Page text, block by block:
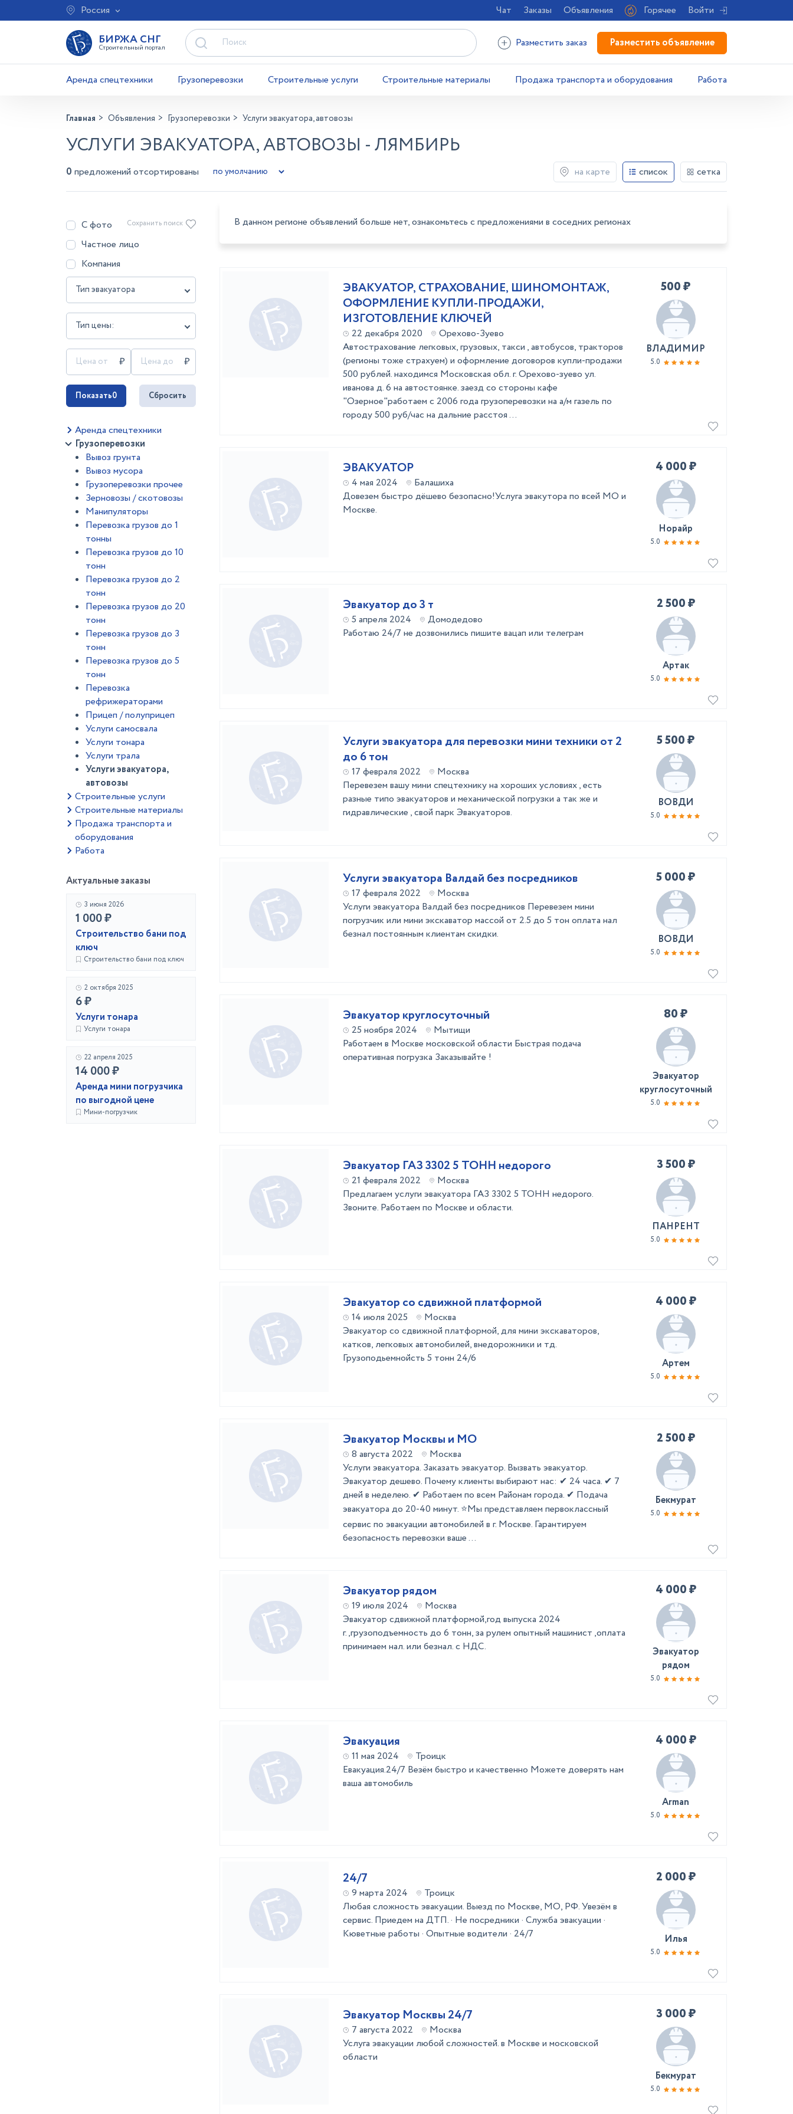
Россия Чат Заказы Объявления Горячее Войти
БИРЖА СНГ
Строительный портал Разместить заказ Разместить объявление
Аренда спецтехники Грузоперевозки Строительные услуги Строительные материалы Продажа транспорта и оборудования Работа
Главная Объявления Грузоперевозки Услуги эвакуатора, автовозы
УСЛУГИ ЭВАКУАТОРА, АВТОВОЗЫ - ЛЯМБИРЬ
0 предложений отсортированы на карте список сетка
С фото
Частное лицо
Компания
Тип эвакуатора
Тип цены:
Сохранить поиск
Показать0 Сбросить
Аренда спецтехники
Грузоперевозки
Вывоз грунта
Вывоз мусора
Грузоперевозки прочее
Зерновозы / скотовозы
Манипуляторы
Перевозка грузов до 1
тонны
Перевозка грузов до 10
тонн
Перевозка грузов до 2
тонн
Перевозка грузов до 20
тонн
Перевозка грузов до 3
тонн
Перевозка грузов до 5
тонн
Перевозка
рефрижераторами
Прицеп / полуприцеп
Услуги самосвала
Услуги тонара
Услуги трала
Услуги эвакуатора,
автовозы
Строительные услуги
Строительные материалы
Продажа транспорта и
оборудования
Работа
Актуальные заказы
3 июня 2026
1 000 ₽
Строительство бани под
ключ
Строительство бани под ключ
2 октября 2025
6 ₽
Услуги тонара
Услуги тонара
22 апреля 2025
14 000 ₽
Аренда мини погрузчика
по выгодной цене
Мини-погрузчик
В данном регионе объявлений больше нет, ознакомьтесь с предложениями в соседних регионах
ЭВАКУАТОР, СТРАХОВАНИЕ, ШИНОМОНТАЖ,
ОФОРМЛЕНИЕ КУПЛИ-ПРОДАЖИ,
ИЗГОТОВЛЕНИЕ КЛЮЧЕЙ
22 декабря 2020
Орехово-Зуево
Автострахование легковых, грузовых, такси , автобусов, тракторов
(регионы тоже страхуем) и оформление договоров купли-продажи
500 рублей. находимся Московская обл. г. Орехово-зуево ул.
иванова д. 6 на автостоянке. заезд со стороны кафе
"Озерное"работаем с 2006 года грузоперевозки на а/м газель по
городу 500 руб/час на дальние расстоя ...
500 ₽
ВЛАДИМИР
5.0
ЭВАКУАТОР
4 мая 2024
Балашиха
Довезем быстро дёшево безопасно!Услуга эвакутора по всей МО и
Москве.
4 000 ₽
Норайр
5.0
Эвакуатор до 3 т
5 апреля 2024
Домодедово
Работаю 24/7 не дозвонились пишите вацап или телеграм
2 500 ₽
Артак
5.0
Услуги эвакуатора для перевозки мини техники от 2
до 6 тон
17 февраля 2022
Москва
Перевезем вашу мини спецтехнику на хороших условиях , есть
разные типо эвакуаторов и механической погрузки а так же и
гидравлические , свой парк Эвакуаторов.
5 500 ₽
ВОВДИ
5.0
Услуги эвакуатора Валдай без посредников
17 февраля 2022
Москва
Услуги эвакуатора Валдай без посредников Перевезем мини
погрузчик или мини экскаватор массой от 2.5 до 5 тон оплата нал
безнал постоянным клиентам скидки.
5 000 ₽
ВОВДИ
5.0
Эвакуатор круглосуточный
25 ноября 2024
Мытищи
Работаем в Москве московской области Быстрая подача
оперативная погрузка Заказывайте !
80 ₽
Эвакуатор
круглосуточный
5.0
Эвакуатор ГАЗ 3302 5 ТОНН недорого
21 февраля 2022
Москва
Предлагаем услуги эвакуатора ГАЗ 3302 5 ТОНН недорого.
Звоните. Работаем по Москве и области.
3 500 ₽
ПАНРЕНТ
5.0
Эвакуатор со сдвижной платформой
14 июля 2025
Москва
Эвакуатор со сдвижной платформой, для мини экскаваторов,
катков, легковых автомобилей, внедорожники и тд.
Грузоподьемнойсть 5 тонн 24/6
4 000 ₽
Артем
5.0
Эвакуатор Москвы и МО
8 августа 2022
Москва
Услуги эвакуатора. Заказать эвакуатор. Вызвать эвакуатор.
Эвакуатор дешево. Почему клиенты выбирают нас: ✔ 24 часа. ✔ 7
дней в неделею. ✔ Работаем по всем Районам города. ✔ Подача
эвакуатора до 20-40 минут. ⭐Мы представляем первоклассный
сервис по эвакуации автомобилей в г. Москве. Гарантируем
безопасность перевозки ваше ...
2 500 ₽
Бекмурат
5.0
Эвакуатор рядом
19 июля 2024
Москва
Эвакуатор сдвижной платформой,год выпуска 2024
г.,грузоподъемность до 6 тонн, за рулем опытный машинист ,оплата
принимаем нал. или безнал. с НДС.
4 000 ₽
Эвакуатор
рядом
5.0
Эвакуация
11 мая 2024
Троицк
Евакуация.24/7 Везём быстро и качественно Можете доверять нам
ваша автомобиль
4 000 ₽
Arman
5.0
24/7
9 марта 2024
Троицк
Любая сложность эвакуации. Выезд по Москве, МО, РФ. Увезём в
сервис. Приедем на ДТП. · Не посредники · Служба эвакуации ·
Кюветные работы · Опытные водители · 24/7
2 000 ₽
Илья
5.0
Эвакуатор Москвы 24/7
7 августа 2022
Москва
Услуга эвакуации любой сложностей. в Москве и московской
области
3 000 ₽
Бекмурат
5.0